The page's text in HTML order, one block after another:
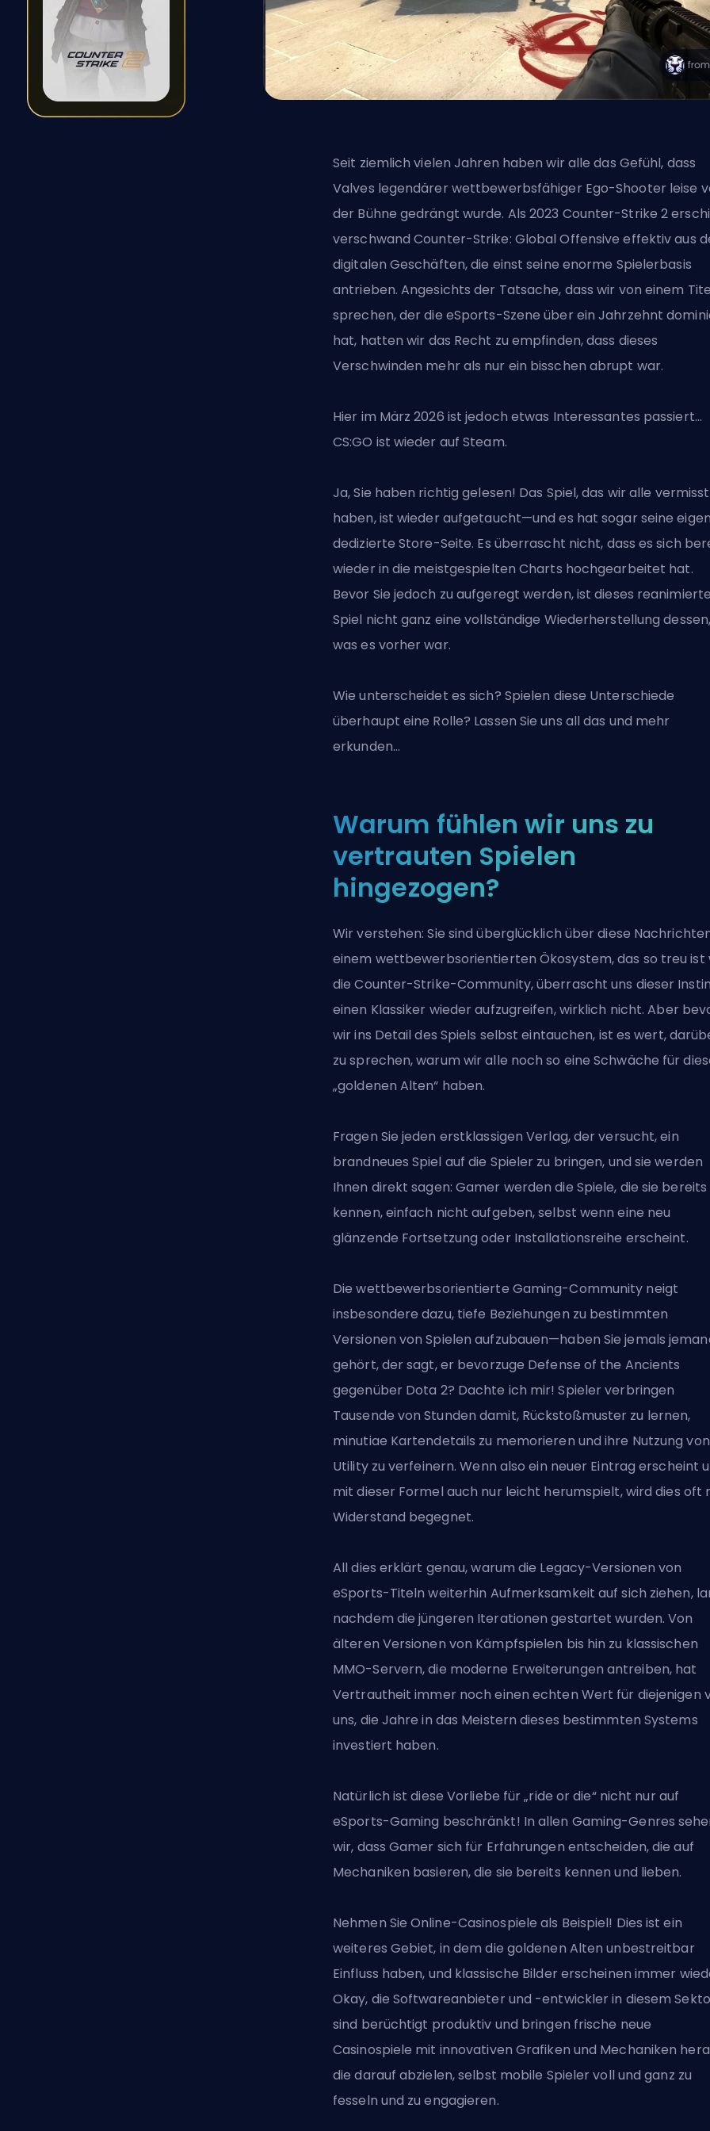
Seit ziemlich vielen Jahren haben wir alle das Gefühl, dass
Valves legendärer wettbewerbsfähiger Ego-Shooter leise
der Bühne gedrängt wurde. Als 2023 Counter-Strike 2
verschwand Counter-Strike: Global Offensive effektiv aus
digitalen Geschäften, die einst seine enorme Spielerbasis
antrieben. Angesichts der Tatsache, dass wir von einem
sprechen, der die eSports-Szene über ein Jahrzehnt
hat, hatten wir das Recht zu empfinden, dass dieses
Verschwinden mehr als nur ein bisschen abrupt war.
Hier im März 2026 ist jedoch etwas Interessantes passiert…
CS:GO ist wieder auf Steam.
Ja, Sie haben richtig gelesen! Das Spiel, das wir alle vermisst
haben, ist wieder aufgetaucht—und es hat sogar seine
dedizierte Store-Seite. Es überrascht nicht, dass es sich
wieder in die meistgespielten Charts hochgearbeitet hat.
Bevor Sie jedoch zu aufgeregt werden, ist dieses
Spiel nicht ganz eine vollständige Wiederherstellung
was es vorher war.
Wie unterscheidet es sich? Spielen diese Unterschiede
überhaupt eine Rolle? Lassen Sie uns all das und mehr
erkunden…
Warum fühlen wir uns zu
vertrauten Spielen
hingezogen?
Wir verstehen: Sie sind überglücklich über diese
einem wettbewerbsorientierten Ökosystem, das so treu ist
die Counter-Strike-Community, überrascht uns dieser
einen Klassiker wieder aufzugreifen, wirklich nicht. Aber
wir ins Detail des Spiels selbst eintauchen, ist es wert,
zu sprechen, warum wir alle noch so eine Schwäche für
„goldenen Alten“ haben.
Fragen Sie jeden erstklassigen Verlag, der versucht, ein
brandneues Spiel auf die Spieler zu bringen, und sie werden
Ihnen direkt sagen: Gamer werden die Spiele, die sie bereits
kennen, einfach nicht aufgeben, selbst wenn eine neu
glänzende Fortsetzung oder Installationsreihe erscheint.
Die wettbewerbsorientierte Gaming-Community neigt
insbesondere dazu, tiefe Beziehungen zu bestimmten
Versionen von Spielen aufzubauen—haben Sie jemals
gehört, der sagt, er bevorzuge Defense of the Ancients
gegenüber Dota 2? Dachte ich mir! Spieler verbringen
Tausende von Stunden damit, Rückstoßmuster zu lernen,
minutiae Kartendetails zu memorieren und ihre Nutzung von
Utility zu verfeinern. Wenn also ein neuer Eintrag erscheint
mit dieser Formel auch nur leicht herumspielt, wird dies oft
Widerstand begegnet.
All dies erklärt genau, warum die Legacy-Versionen von
eSports-Titeln weiterhin Aufmerksamkeit auf sich ziehen,
nachdem die jüngeren Iterationen gestartet wurden. Von
älteren Versionen von Kämpfspielen bis hin zu klassischen
MMO-Servern, die moderne Erweiterungen antreiben, hat
Vertrautheit immer noch einen echten Wert für diejenigen
uns, die Jahre in das Meistern dieses bestimmten Systems
investiert haben.
Natürlich ist diese Vorliebe für „ride or die“ nicht nur auf
eSports-Gaming beschränkt! In allen Gaming-Genres
wir, dass Gamer sich für Erfahrungen entscheiden, die auf
Mechaniken basieren, die sie bereits kennen und lieben.
Nehmen Sie Online-Casinospiele als Beispiel! Dies ist ein
weiteres Gebiet, in dem die goldenen Alten unbestreitbar
Einfluss haben, und klassische Bilder erscheinen immer
Okay, die Softwareanbieter und -entwickler in diesem
sind berüchtigt produktiv und bringen frische neue
Casinospiele mit innovativen Grafiken und Mechaniken
die darauf abzielen, selbst mobile Spieler voll und ganz zu
fesseln und zu engagieren.